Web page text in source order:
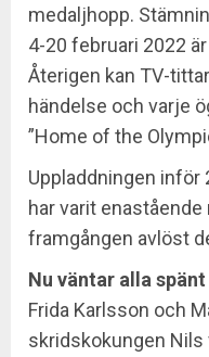
medaljhopp.
4-20 februari 2022
Återigen kan TV-
händelse och varje
”Home of the
Uppladdningen
har varit
framgången avlöst
Nu väntar alla spänt
Frida Karlsson och
skridskokungen Nils